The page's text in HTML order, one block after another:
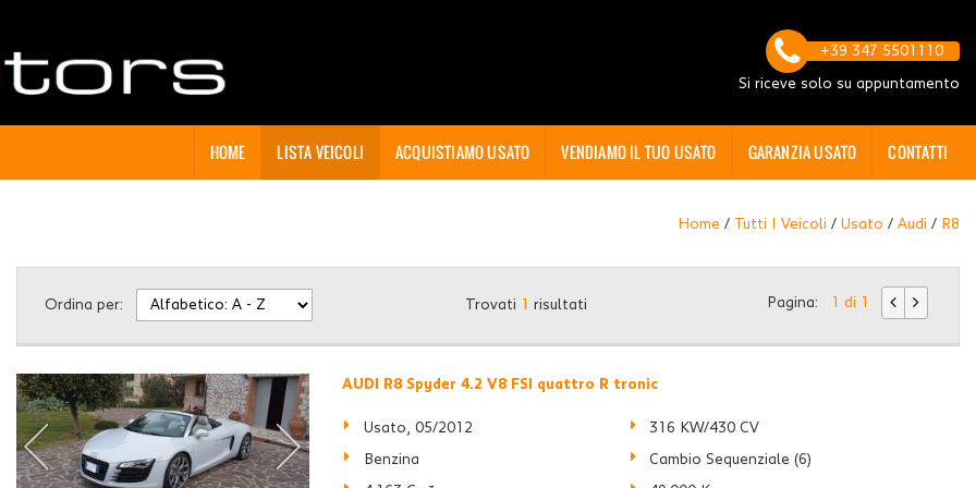
+39 347 5501110
Si riceve solo su appuntamento
HOME LISTA VEICOLI ACQUISTIAMO USATO VENDIAMO IL TUO USATO GARANZIA USATO CONTATTI
Home / Tutti I Veicoli / Usato / Audi / R8
Ordina per: Trovati risultati Pagina: 1 di 1
AUDI R8 Spyder 4.2 V8 FSI quattro R tronic
Usato, 05/2012 316 KW/430 CV
Benzina Cambio Sequenziale (6)